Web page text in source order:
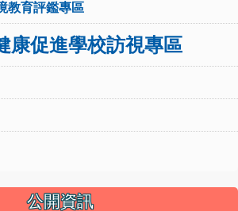
教育評鑑專區
康促進學校訪視專區
公開資訊